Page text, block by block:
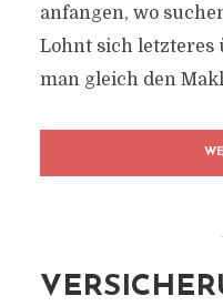
anfangen, wo
Lohnt sich letzteres
man gleich den